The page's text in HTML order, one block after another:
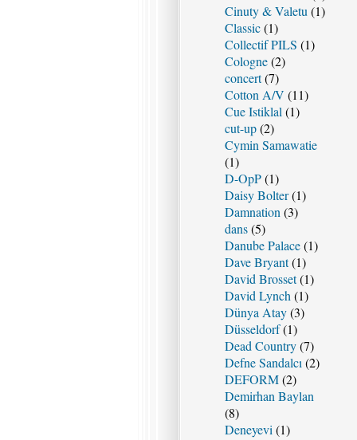
Cinuty & Valetu (1)
Classic(1)
Collectif PILS (1)
Cologne(2)
concert(7)
Cotton A/V (11)
Cue Istiklal (1)
cut-up(2)
Cymin Samawatie
(1)
D-OpP(1)
Daisy Bolter(1)
Damnation (3)
dans(5)
Danube Palace(1)
Dave Bryant(1)
David Brosset(1)
David Lynch (1)
Dünya Atay(3)
Düsseldorf(1)
Dead Country(7)
Defne Sandalcı (2)
DEFORM(2)
Demirhan Baylan
(8)
Deneyevi (1)